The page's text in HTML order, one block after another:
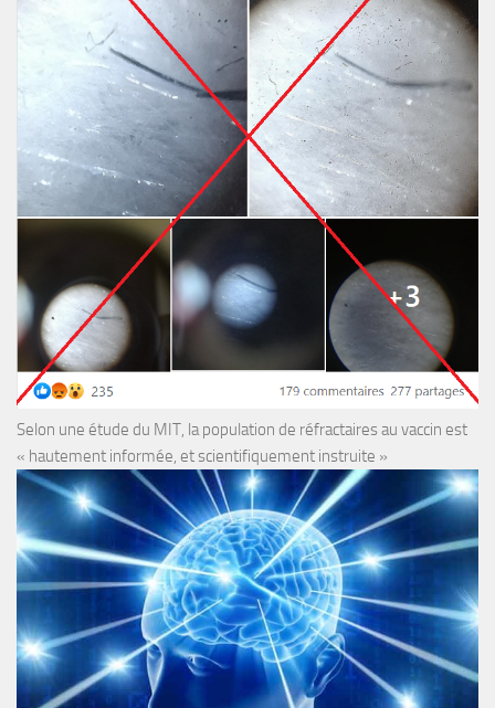
Selon une étude du MIT, la population de réfractaires au vaccin est
« hautement informée, et scientifiquement instruite »